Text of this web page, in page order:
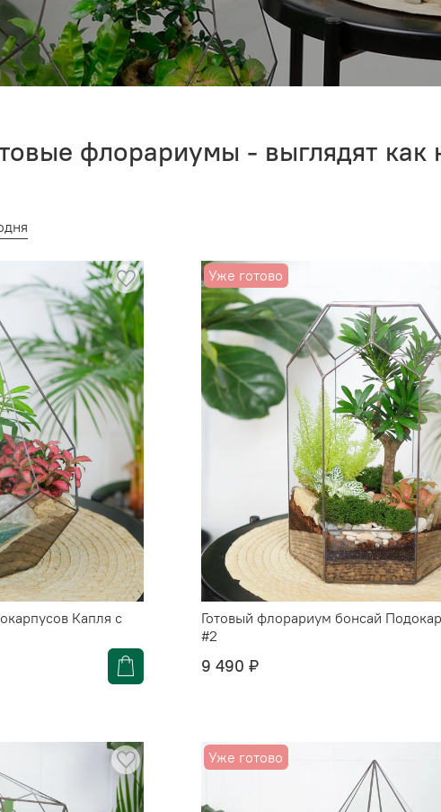
флорариумы - выглядят как
Капля с
Уже готово
Готовый флорариум бонсай
#2
9 490 ₽
Уже готово